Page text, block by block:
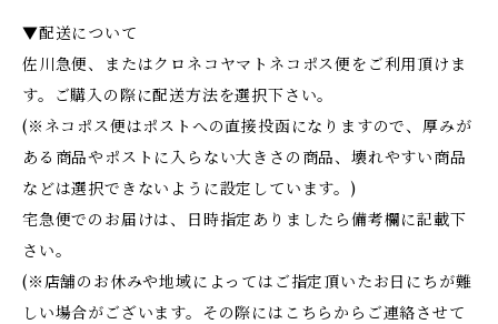
▼配送について
佐川急便、またはクロネコヤマトネコポス便をご利用頂けま
す。ご購入の際に配送方法を選択下さい。
(※ネコポス便はポストへの直接投函になりますので、厚みが
ある商品やポストに入らない大きさの商品、壊れやすい商品
などは選択できないように設定しています。)
宅急便でのお届けは、日時指定ありましたら備考欄に記載下
さい。
(※店舗のお休みや地域によってはご指定頂いたお日にちが難
しい場合がございます。その際にはこちらからご連絡させて